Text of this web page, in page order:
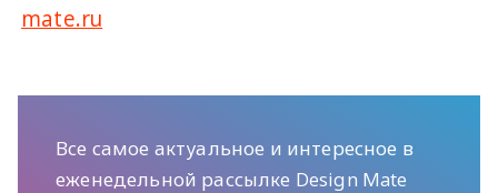
mate.ru
Все самое актуальное и интересное в
еженедельной рассылке Design Mate